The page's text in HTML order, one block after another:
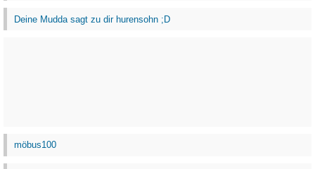
Deine Mudda sagt zu dir hurensohn ;D
möbus100